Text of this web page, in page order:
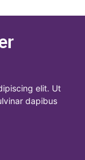
elit. Ut
dapibus